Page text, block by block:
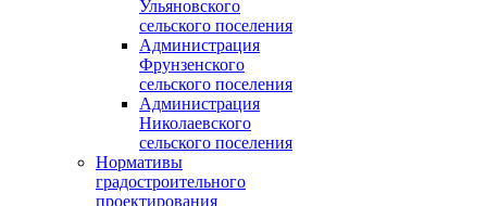
Ульяновского
сельского поселения
Администрация
Фрунзенского
сельского поселения
Администрация
Николаевского
сельского поселения
Нормативы
градостроительного
проектирования